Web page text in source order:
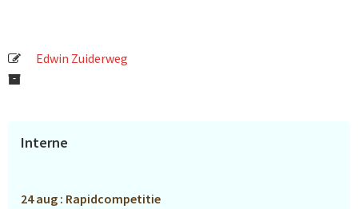
Edwin Zuiderweg
Primaire
Interne
24 aug : Rapidcompetitie